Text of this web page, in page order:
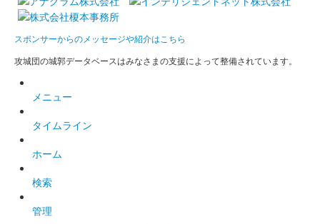
和歌山城 御城印
陣記念版（緑）
岸和田城の危機を蛸が救ったといわれている「蛸地蔵伝説」にち
なんで、蛸のスタンプを押印した御城印。70枚限定。
和歌山城 御城印
販売終了
100枚限定
スポンサーからのメッセージや紹介はこちら
攻城団の城郭データベースはみなさまの支援によって整備されています。
メニュー
タイムライン
ホーム
検索
管理